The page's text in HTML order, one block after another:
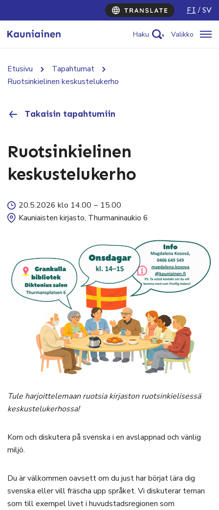
FI SV
Haku Valikko
Etusivu
Tapahtumat
Ruotsinkielinen keskustelukerho
Takaisin tapahtumiin
Ruotsinkielinen
keskustelukerho
20.5.2026 klo 14.00 – 15.00
Kauniaisten kirjasto, Thurmaninaukio 6
Tule harjoittelemaan ruotsia kirjaston ruotsinkielisessä
keskustelukerhossa!
Kom och diskutera på svenska i en avslappnad och vänlig
miljö.
Du är välkommen oavsett om du just har börjat lära dig
svenska eller vill fräscha upp språket. Vi diskuterar teman
som till exempel livet i huvudstadsregionen som